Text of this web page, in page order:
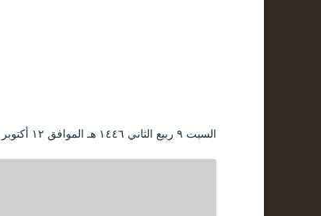
السبت ۹ ربيع الثاني ۱٤٤٦ هـ الموافق ۱۲ أكتوبر ۲۰۲٤ مـ |